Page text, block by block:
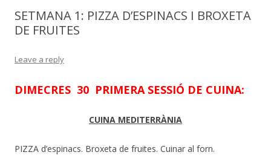
SETMANA 1: PIZZA D’ESPINACS I BROXETA
DE FRUITES
Leave a reply
DIMECRES 30 PRIMERA SESSIÓ DE CUINA:
CUINA MEDITERRÀNIA
PIZZA d’espinacs. Broxeta de fruites. Cuinar al forn.